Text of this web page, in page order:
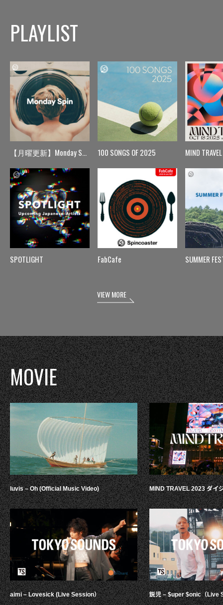
PLAYLIST
【月曜更新】Monday Spin
SPOTLIGHT
100 SONGS OF 2025
FabCafe
MIND TRAVEL
SUMMER
VIEW MORE
MOVIE
luvis – Oh (Official Music Video)
aimi – Lovesick (Live Session）
MIND TRAVEL 2023 ダイ
鋭児 – $uper $onic（Live